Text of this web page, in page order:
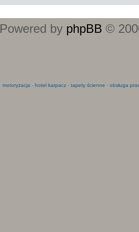
Powered by phpBB ©
motoryzacja - hotel karpacz- tapety ścienne - obsługa